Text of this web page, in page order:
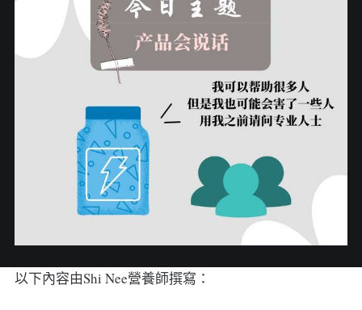
以下內容由Shi Nee營養師撰寫：